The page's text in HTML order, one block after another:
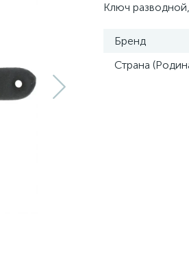
Ключ
Бренд
Страна